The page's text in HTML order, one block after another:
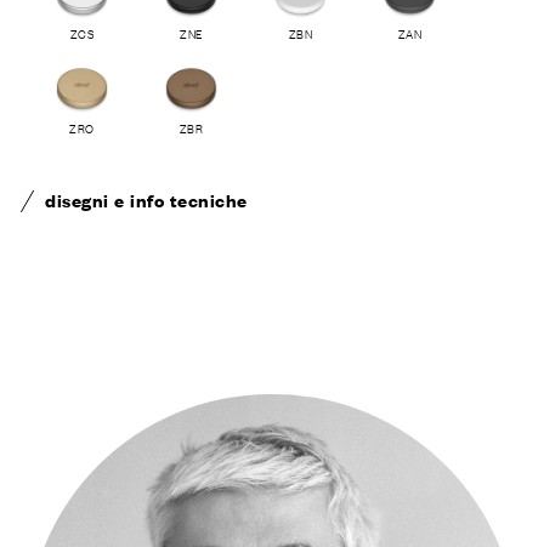
ZCS ZNE ZBN ZAN
ZRO ZBR
disegni e info tecniche